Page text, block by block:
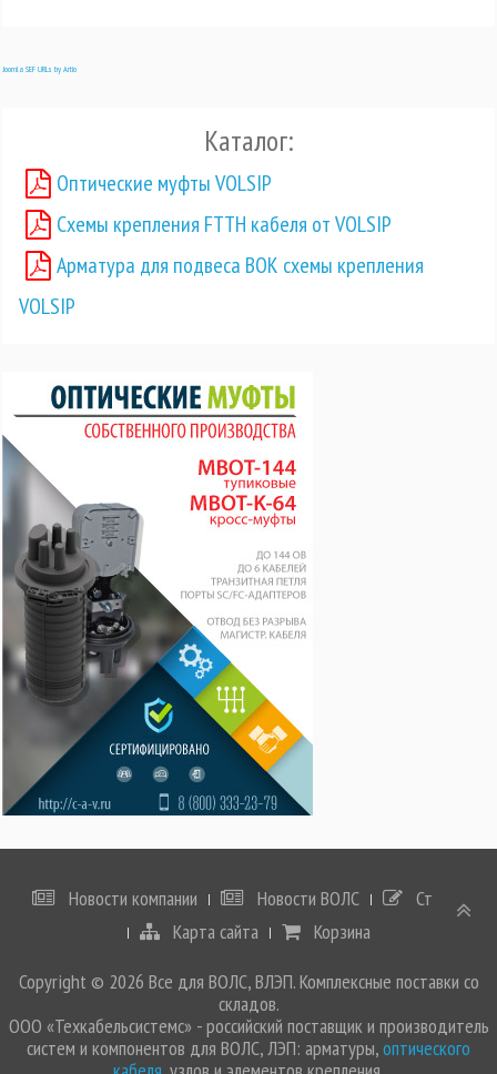
Joomla SEF URLs by Artio
Каталог:
Оптические муфты VOLSIP
Схемы крепления FTTH кабеля от VOLSIP
Арматура для подвеса ВОК схемы крепления
VOLSIP
Новости компании Новости ВОЛС
Статьи
Карта сайта
Корзина
Copyright © 2026 Все для ВОЛС, ВЛЭП. Комплексные поставки со
складов.
ООО «Техкабельсистемс» - российский поставщик и производитель
систем и компонентов для ВОЛС, ЛЭП: арматуры,оптического